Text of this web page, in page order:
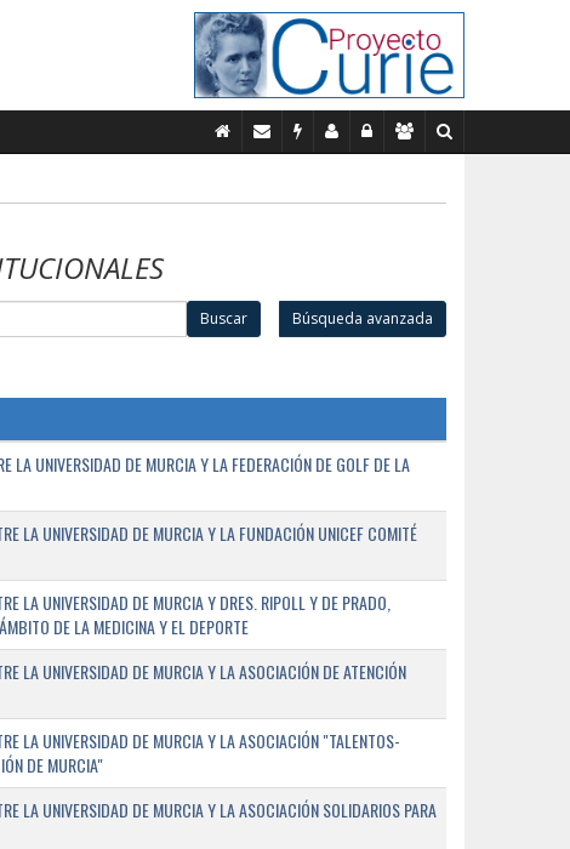
Buscar Búsqueda avanzada
LA UNIVERSIDAD DE MURCIA Y LA FEDERACIÓN DE GOLF DE LA
LA UNIVERSIDAD DE MURCIA Y LA FUNDACIÓN UNICEF COMITÉ
LA UNIVERSIDAD DE MURCIA Y DRES. RIPOLL Y DE PRADO,
DE LA MEDICINA Y EL DEPORTE
LA UNIVERSIDAD DE MURCIA Y LA ASOCIACIÓN DE ATENCIÓN
LA UNIVERSIDAD DE MURCIA Y LA ASOCIACIÓN "TALENTOS-
DE MURCIA"
LA UNIVERSIDAD DE MURCIA Y LA ASOCIACIÓN SOLIDARIOS PARA